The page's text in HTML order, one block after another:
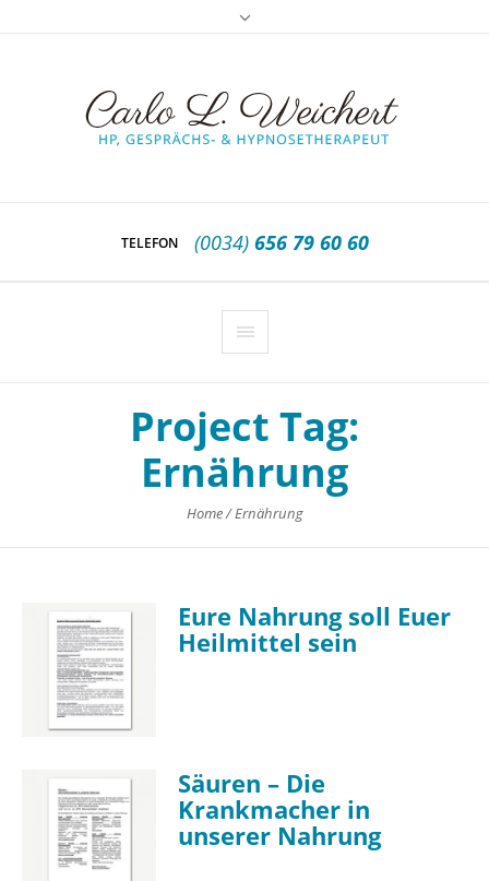
TELEFON (0034) 656 79 60 60
Project Tag:
Ernährung
Home/Ernährung
Eure Nahrung soll Euer
Heilmittel sein
Säuren – Die
Krankmacher in
unserer Nahrung